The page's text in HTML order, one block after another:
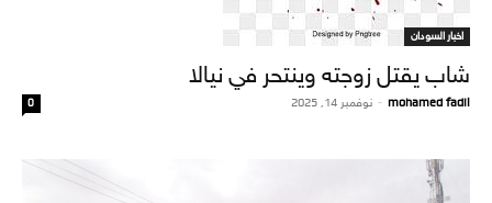
اخبار السودان
شاب يقتل زوجته وينتحر في نيالا
mohamed fadil
- نوفمبر 14, 2025 0